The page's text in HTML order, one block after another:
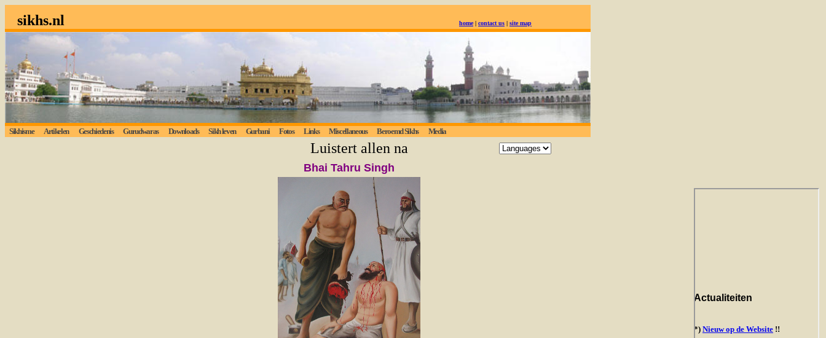
sikhs.nl home| contact us | site map
Sikhisme Artikelen Geschiedenis Gurudwaras Downloads Sikh leven Gurbani Fotos Links Miscellaneous Beroemd Sikhs Media
Luistert allen naar de eeuwige waarheid; degene die lief heeft zal God verkrijgen. -
Bhai Tahru Singh